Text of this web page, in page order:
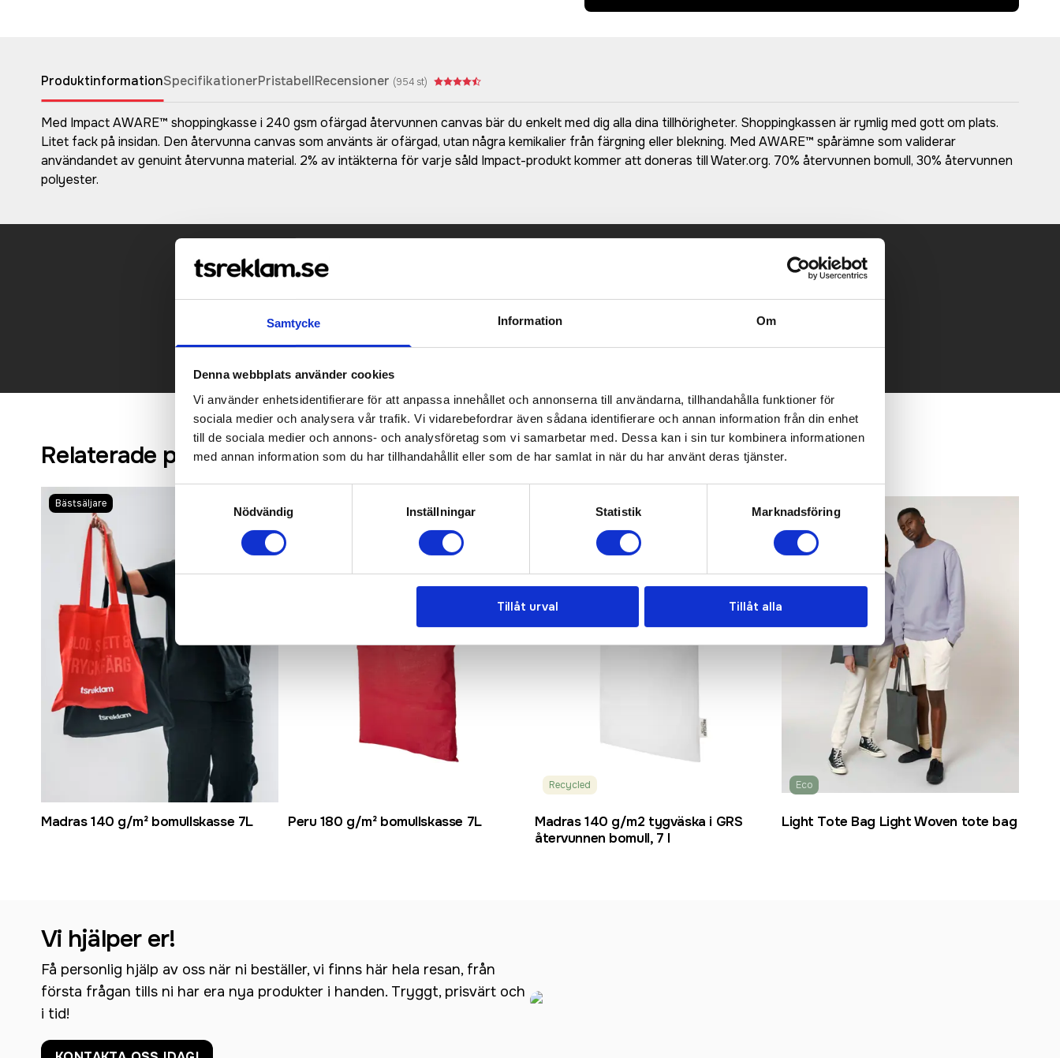
Samtycke Information Om
Denna webbplats använder cookies
Vi använder enhetsidentifierare för att anpassa innehållet och annonserna till användarna, tillhandahålla funktioner för
sociala medier och analysera vår trafik. Vi vidarebefordrar även sådana identifierare och annan information från din enhet
till de sociala medier och annons- och analysföretag som vi samarbetar med. Dessa kan i sin tur kombinera informationen
med annan information som du har tillhandahållit eller som de har samlat in när du har använt deras tjänster.
Nödvändig
Inställningar Statistik Marknadsföring
Tillåt urval Tillåt alla
ProduktinformationSpecifikationerPristabellRecensioner (954 st)
Med Impact AWARE™ shoppingkasse i 240 gsm ofärgad återvunnen canvas bär du enkelt med dig alla dina tillhörigheter. Shoppingkassen är rymlig med gott om plats.
Litet fack på insidan. Den återvunna canvas som använts är ofärgad, utan några kemikalier från färgning eller blekning. Med AWARE™ spårämne som validerar
användandet av genuint återvunna material. 2% av intäkterna för varje såld Impact-produkt kommer att doneras till Water.org. 70% återvunnen bomull, 30% återvunnen
polyester.
Det går också utmärkt att bara ställa frågor!
KONTAKTA OSS
Relaterade produkter
Bästsäljare
Madras 140 g/m² bomullskasse 7L Peru 180 g/m² bomullskasse 7L
Recycled
Madras 140 g/m2 tygväska i GRS
återvunnen bomull, 7 l
Eco
Light Tote Bag Light Woven tote bag
Vi hjälper er!
Få personlig hjälp av oss när ni beställer, vi finns här hela resan, från
första frågan tills ni har era nya produkter i handen. Tryggt, prisvärt och
i tid!